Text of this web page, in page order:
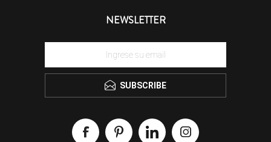
NEWSLETTER
SUBSCRIBE